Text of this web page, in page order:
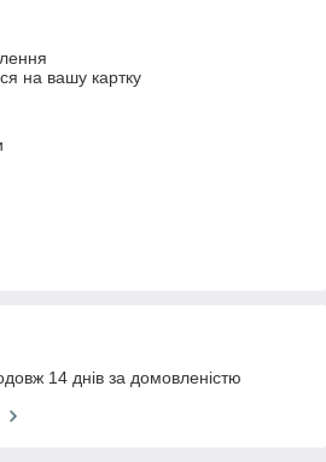
на вашу картку
14 днів за домовленістю